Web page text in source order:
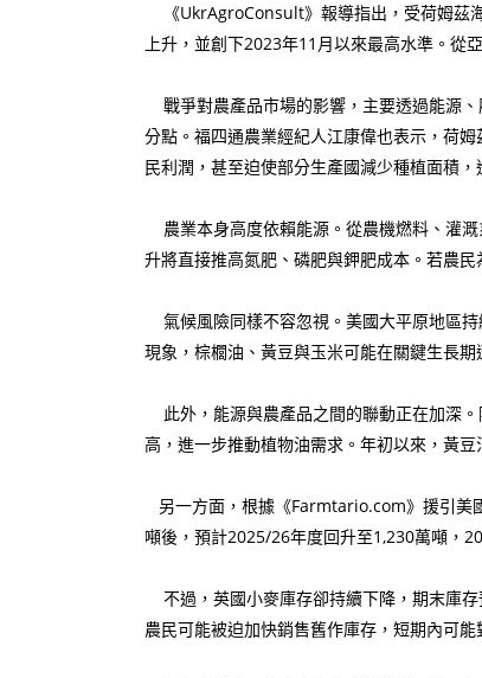
《UkrAgroConsult》報導指出，受荷姆茲
上升，並創下2023年11月以來最高水準。從
戰爭對農產品市場的影響，主要透過能源
分點。福四通農業經紀人江康偉也表示，荷
民利潤，甚至迫使部分生產國減少種植面積，
農業本身高度依賴能源。從農機燃料、灌
升將直接推高氮肥、磷肥與鉀肥成本。若農
氣候風險同樣不容忽視。美國大平原地區
現象，棕櫚油、黃豆與玉米可能在關鍵生長
此外，能源與農產品之間的聯動正在加深
高，進一步推動植物油需求。年初以來，黃
另一方面，根據《Farmtario.com》援引美
噸後，預計2025/26年度回升至1,230萬噸，
不過，英國小麥庫存卻持續下降，期末庫
農民可能被迫加快銷售舊作庫存，短期內可能